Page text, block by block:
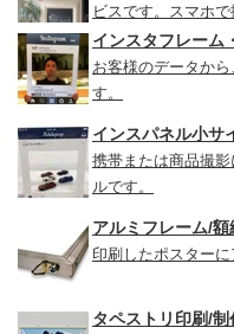
ビスです。スマホで
インスタフレーム
お客様のデータか
す。
インスパネル小サ
携帯または商品撮
ルです。
アルミフレーム/額
印刷したポスターに
タペストリ印刷/制